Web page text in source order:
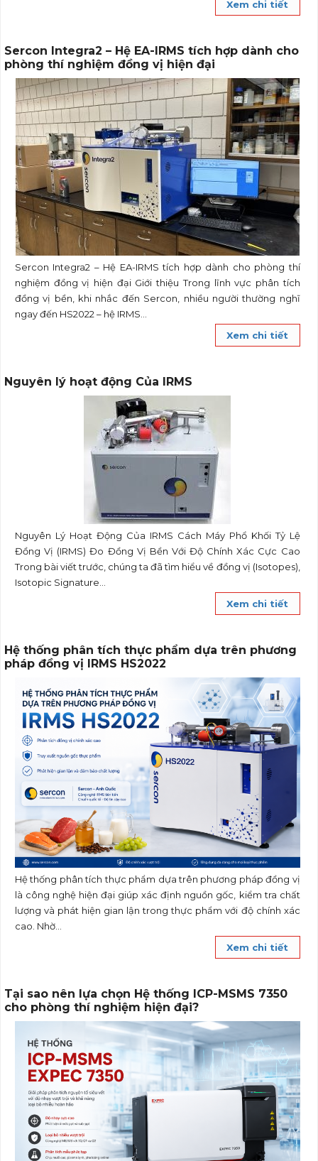
Xem chi tiết
Sercon Integra2 – Hệ EA-IRMS tích hợp dành cho
phòng thí nghiệm đồng vị hiện đại
Sercon Integra2 – Hệ EA-IRMS tích hợp dành cho phòng thí
nghiệm đồng vị hiện đại Giới thiệu Trong lĩnh vực phân tích
đồng vị bền, khi nhắc đến Sercon, nhiều người thường nghĩ
ngay đến HS2022 – hệ IRMS...
Xem chi tiết
Nguyên lý hoạt động Của IRMS
Nguyên Lý Hoạt Động Của IRMS Cách Máy Phổ Khối Tỷ Lệ
Đồng Vị (IRMS) Đo Đồng Vị Bền Với Độ Chính Xác Cực Cao
Trong bài viết trước, chúng ta đã tìm hiểu về đồng vị (Isotopes),
Isotopic Signature...
Xem chi tiết
Hệ thống phân tích thực phẩm dựa trên phương
pháp đồng vị IRMS HS2022
Hệ thống phân tích thực phẩm dựa trên phương pháp đồng vị
là công nghệ hiện đại giúp xác định nguồn gốc, kiểm tra chất
lượng và phát hiện gian lận trong thực phẩm với độ chính xác
cao. Nhờ...
Xem chi tiết
Tại sao nên lựa chọn Hệ thống ICP-MSMS 7350
cho phòng thí nghiệm hiện đại?